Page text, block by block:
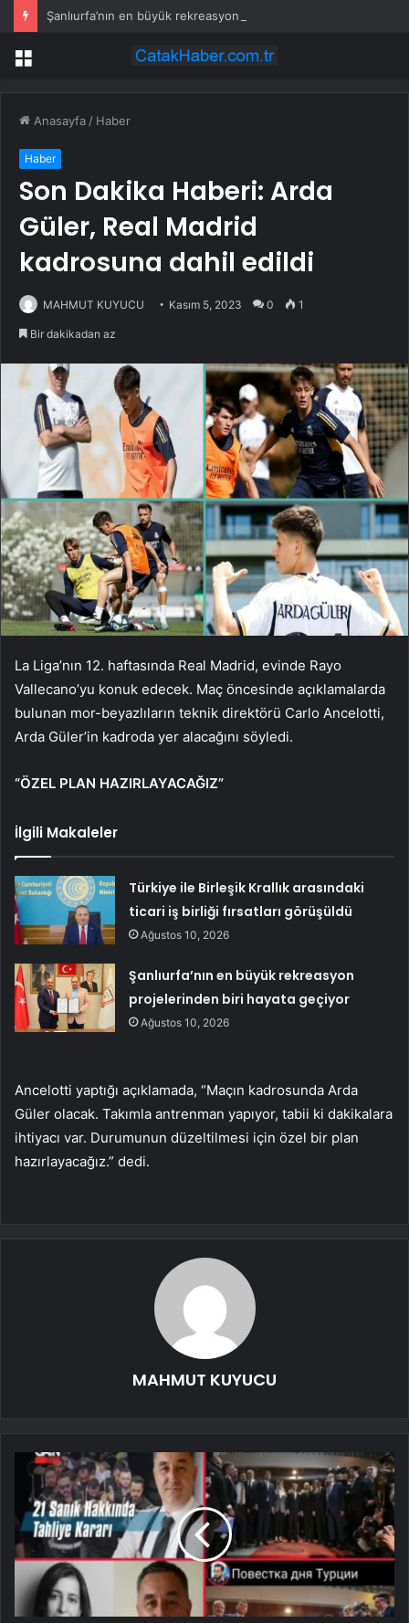
Menü
Anasayfa / Haber
Haber
Son Dakika Haberi: Arda
Güler, Real Madrid
kadrosuna dahil edildi
MAHMUT KUYUCU Kasım 5, 2023 0 1
Bir dakikadan az
La Liga’nın 12. haftasında Real Madrid, evinde Rayo
Vallecano’yu konuk edecek. Maç öncesinde açıklamalarda
bulunan mor-beyazlıların teknik direktörü Carlo Ancelotti,
Arda Güler’in kadroda yer alacağını söyledi.
“ÖZEL PLAN HAZIRLAYACAĞIZ”
İlgili Makaleler
Türkiye ile Birleşik Krallık arasındaki
ticari iş birliği fırsatları görüşüldü
Ağustos 10, 2026
Şanlıurfa’nın en büyük rekreasyon
projelerinden biri hayata geçiyor
Ağustos 10, 2026
Ancelotti yaptığı açıklamada, “Maçın kadrosunda Arda
Güler olacak. Takımla antrenman yapıyor, tabii ki dakikalara
ihtiyacı var. Durumunun düzeltilmesi için özel bir plan
hazırlayacağız.” dedi.
MAHMUT KUYUCU